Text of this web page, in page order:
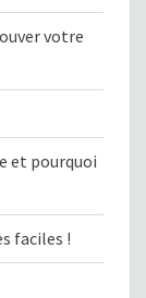
votre
et pourquoi
faciles !